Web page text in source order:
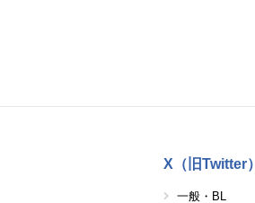
X（旧Twitter）
一般・BL